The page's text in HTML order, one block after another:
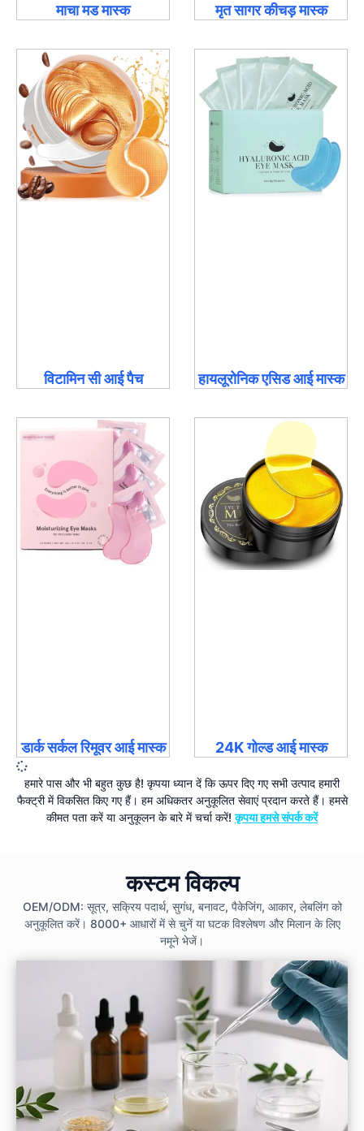
माचा मड मास्क मृत सागर कीचड़ मास्क
विटामिन सी आई पैच हायलूरोनिक एसिड आई मास्क
डार्क सर्कल रिमूवर आई मास्क 24K गोल्ड आई मास्क
हमारे पास और भी बहुत कुछ है! कृपया ध्यान दें कि ऊपर दिए गए सभी उत्पाद हमारी
फैक्ट्री में विकसित किए गए हैं। हम अधिकतर अनुकूलित सेवाएं प्रदान करते हैं। हमसे
कीमत पता करें या अनुकूलन के बारे में चर्चा करें!कृपया हमसे संपर्क करें
कस्टम विकल्प
OEM/ODM: सूत्र, सक्रिय पदार्थ, सुगंध, बनावट, पैकेजिंग, आकार, लेबलिंग को
अनुकूलित करें। 8000+ आधारों में से चुनें या घटक विश्लेषण और मिलान के लिए
नमूने भेजें।